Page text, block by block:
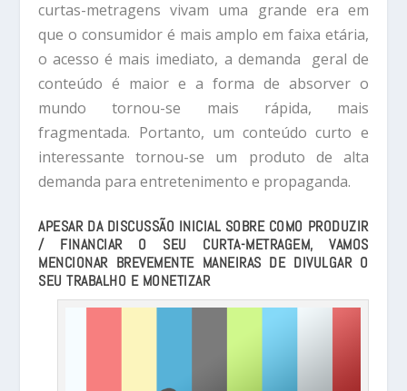
curtas-metragens vivam uma grande era em
que o consumidor é mais amplo em faixa etária,
o acesso é mais imediato, a demanda geral de
conteúdo é maior e a forma de absorver o
mundo tornou-se mais rápida, mais
fragmentada. Portanto, um conteúdo curto e
interessante tornou-se um produto de alta
demanda para entretenimento e propaganda.
APESAR DA DISCUSSÃO INICIAL SOBRE COMO PRODUZIR
/ FINANCIAR O SEU CURTA-METRAGEM, VAMOS
MENCIONAR BREVEMENTE MANEIRAS DE DIVULGAR O
SEU TRABALHO E MONETIZAR